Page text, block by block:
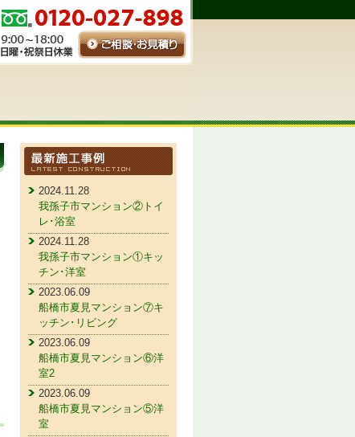
2024.11.28
我孫子市マンション②トイ
レ･浴室
2024.11.28
我孫子市マンション①キッ
チン･洋室
2023.06.09
船橋市夏見マンション⑦キ
ッチン･リビング
2023.06.09
船橋市夏見マンション⑥洋
室2
2023.06.09
船橋市夏見マンション⑤洋
室